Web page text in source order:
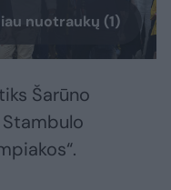
nuotraukų (1)
Šarūno